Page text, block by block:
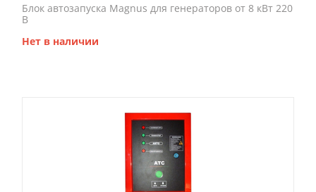
Блок автозапуска Magnus для генераторов от 8 кВт 220
В
Нет в наличии